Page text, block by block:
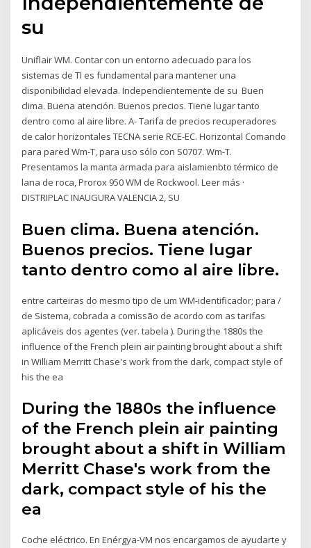
su
Uniflair WM. Contar con un entorno adecuado para los
sistemas de TI es fundamental para mantener una
disponibilidad elevada. Independientemente de su Buen
clima. Buena atención. Buenos precios. Tiene lugar tanto
dentro como al aire libre. A- Tarifa de precios recuperadores
de calor horizontales TECNA serie RCE-EC. Horizontal Comando
para pared Wm-T, para uso sólo con S0707. Wm-T.
Presentamos la manta armada para aislamienbto térmico de
lana de roca, Prorox 950 WM de Rockwool. Leer más ·
DISTRIPLAC INAUGURA VALENCIA 2, SU
Buen clima. Buena atención.
Buenos precios. Tiene lugar
tanto dentro como al aire libre.
entre carteiras do mesmo tipo de um WM-identificador; para /
de Sistema, cobrada a comissão de acordo com as tarifas
aplicáveis dos agentes (ver. tabela ). During the 1880s the
influence of the French plein air painting brought about a shift
in William Merritt Chase's work from the dark, compact style of
his the ea
During the 1880s the influence
of the French plein air painting
brought about a shift in William
Merritt Chase's work from the
dark, compact style of his the
ea
Coche eléctrico. En Enérgya-VM nos encargamos de ayudarte y